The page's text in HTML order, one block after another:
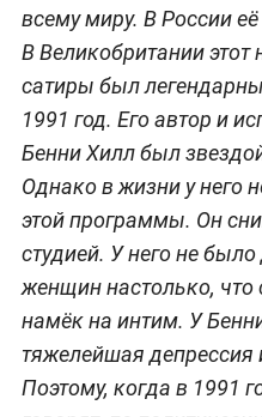
всему миру. В России
В Великобритании этот
сатиры был
1991 год. Его автор и
Бенни Хилл был
Однако в жизни у него
этой программы. Он
студией. У него не
женщин настолько, что
намёк на интим. У
тяжелейшая
Поэтому, когда в 1991